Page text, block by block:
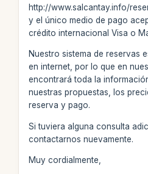
http://www.salcantay.info/
y el único medio de pago
crédito internacional Visa o
Nuestro sistema de reservas
en internet, por lo que en
encontrará toda la
nuestras propuestas, los
reserva y pago.
Si tuviera alguna consulta
contactarnos nuevamente.
Muy cordialmente,